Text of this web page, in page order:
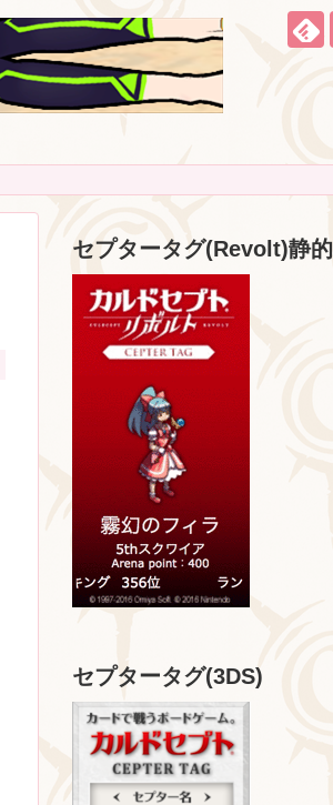
セプタータグ(Revolt)静的
セプタータグ(3DS)